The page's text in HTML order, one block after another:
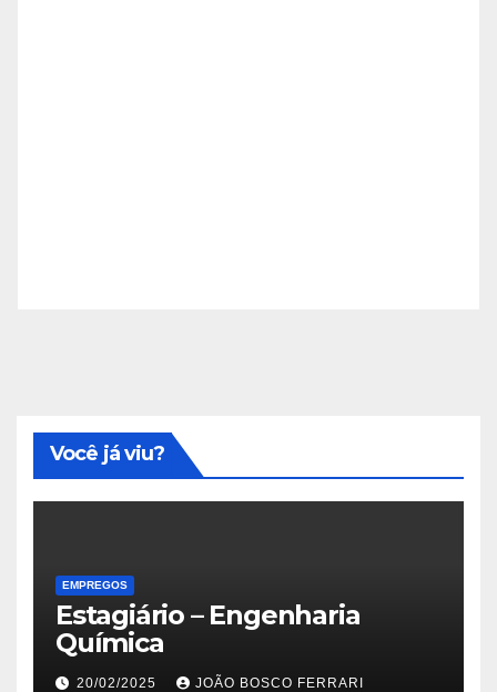
Você já viu?
EMPREGOS
Estagiário – Engenharia
Química
20/02/2025 JOÃO BOSCO FERRARI